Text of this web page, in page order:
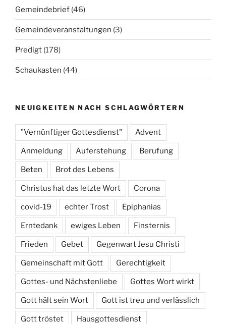
Gemeindebrief (46)
Gemeindeveranstaltungen (3)
Predigt (178)
Schaukasten (44)
NEUIGKEITEN NACH SCHLAGWÖRTERN
"Vernünftiger Gottesdienst" Advent
Anmeldung Auferstehung Berufung
Beten Brot des Lebens
Christus hat das letzte Wort Corona
covid-19 echter Trost Epiphanias
Erntedank ewiges Leben Finsternis
Frieden Gebet Gegenwart Jesu Christi
Gemeinschaft mit Gott Gerechtigkeit
Gottes- und Nächstenliebe Gottes Wort wirkt
Gott hält sein Wort Gott ist treu und verlässlich
Gott tröstet Hausgottesdienst